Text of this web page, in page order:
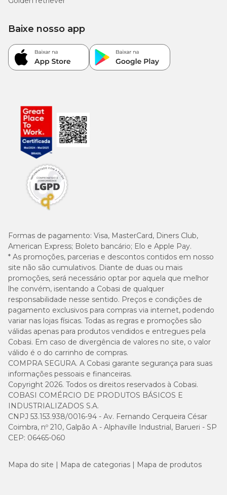
Formas de pagamento: Visa, MasterCard, Diners Club,
American Express; Boleto bancário; Elo e Apple Pay.
* As promoções, parcerias e descontos contidos em nosso
site não são cumulativos. Diante de duas ou mais
promoções, será necessário optar por aquela que melhor
lhe convém, isentando a Cobasi de qualquer
responsabilidade nesse sentido. Preços e condições de
pagamento exclusivos para compras via internet, podendo
variar nas lojas físicas. Todas as regras e promoções são
válidas apenas para produtos vendidos e entregues pela
Cobasi. Em caso de divergência de valores no site, o valor
válido é o do carrinho de compras.
COMPRA SEGURA. A Cobasi garante segurança para suas
informações pessoais e financeiras.
Copyright 2026. Todos os direitos reservados à Cobasi.
COBASI COMÉRCIO DE PRODUTOS BÁSICOS E
INDUSTRIALIZADOS S.A.
CNPJ 53.153.938/0016-94 - Av. Fernando Cerqueira César
Coimbra, nº 210, Galpão A - Alphaville Industrial, Barueri - SP
CEP: 06465-060
Baixe nosso app
Mapa do site Mapa de categorias Mapa de produtos